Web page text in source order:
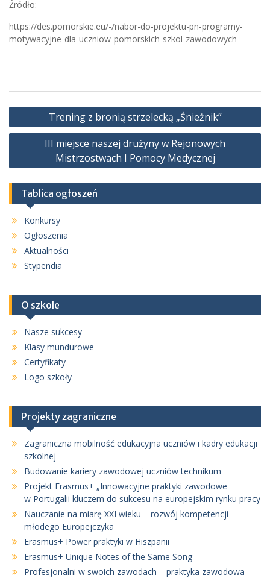
Źródło:
https://des.pomorskie.eu/-/nabor-do-projektu-pn-programy-
motywacyjne-dla-uczniow-pomorskich-szkol-zawodowych-
Nawigacja
wpisu
Trening z bronią strzelecką „Śnieżnik”
III miejsce naszej drużyny w Rejonowych
Mistrzostwach I Pomocy Medycznej
Tablica ogłoszeń
Konkursy
Ogłoszenia
Aktualności
Stypendia
O szkole
Nasze sukcesy
Klasy mundurowe
Certyfikaty
Logo szkoły
Projekty zagraniczne
Zagraniczna mobilność edukacyjna uczniów i kadry edukacji
szkolnej
Budowanie kariery zawodowej uczniów technikum
Projekt Erasmus+ „Innowacyjne praktyki zawodowe
w Portugalii kluczem do sukcesu na europejskim rynku pracy
Nauczanie na miarę XXI wieku – rozwój kompetencji
młodego Europejczyka
Erasmus+ Power praktyki w Hiszpanii
Erasmus+ Unique Notes of the Same Song
Profesjonalni w swoich zawodach – praktyka zawodowa